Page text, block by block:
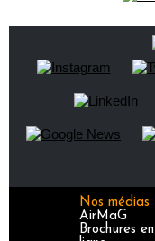
Nos médias
AirMaG
Brochures en